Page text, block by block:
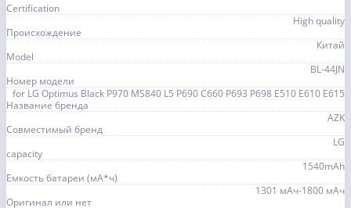
Certification
High quality
Происхождение
Китай
Model
BL-44JN
Номер модели
for LG Optimus Black P970 MS840 L5 P690 C660 P693 P698 E510 E610 E615
Название бренда
AZK
Совместимый бренд
LG
capacity
1540mAh
Емкость батареи (мА*ч)
1301 мАч-1800 мАч
Оригинал или нет